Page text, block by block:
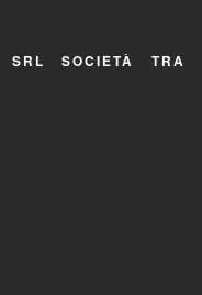
SRL SOCIETÀ TRA